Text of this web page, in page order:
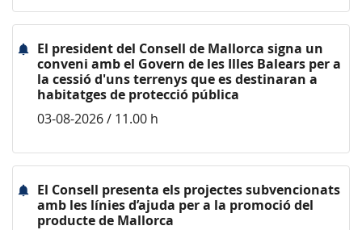
El president del Consell de Mallorca signa un
conveni amb el Govern de les Illes Balears per a
la cessió d'uns terrenys que es destinaran a
habitatges de protecció pública
03-08-2026 / 11.00 h
El Consell presenta els projectes subvencionats
amb les línies d’ajuda per a la promoció del
producte de Mallorca